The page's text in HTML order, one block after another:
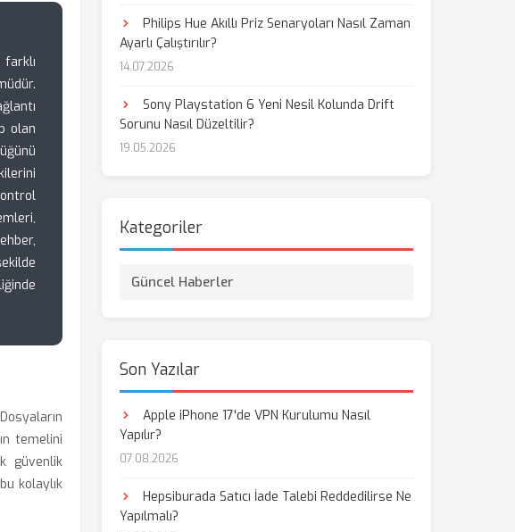
olan
temelini
güvenlik
kolaylık
Philips Hue Akıllı Priz Senaryoları Nasıl Zaman
Ayarlı Çalıştırılır?
14.07.2026
Sony Playstation 6 Yeni Nesil Kolunda Drift
Sorunu Nasıl Düzeltilir?
19.05.2026
Kategoriler
Güncel Haberler
Son Yazılar
Apple iPhone 17'de VPN Kurulumu Nasıl
Yapılır?
07.08.2026
Hepsiburada Satıcı İade Talebi Reddedilirse Ne
Yapılmalı?